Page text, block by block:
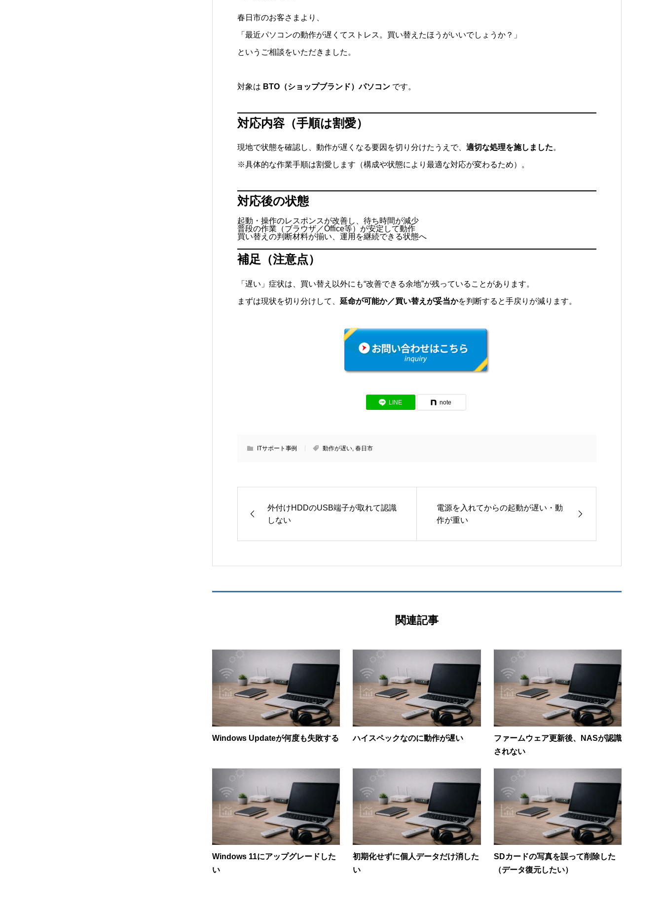
春日市のお客さまより、
「最近パソコンの動作が遅くてストレス。買い替えたほうがいいでしょうか？」
というご相談をいただきました。
対象は BTO（ショップブランド）パソコン です。
対応内容（手順は割愛）
現地で状態を確認し、動作が遅くなる要因を切り分けたうえで、 適切な処理を施しました。
※具体的な作業手順は割愛します（構成や状態により最適な対応が変わるため）。
対応後の状態
起動・操作のレスポンスが改善し、待ち時間が減少
普段の作業（ブラウザ／Office等）が安定して動作
買い替えの判断材料が揃い、運用を継続できる状態へ
補足（注意点）
「遅い」症状は、買い替え以外にも“改善できる余地”が残っていることがあります。
まずは現状を切り分けして、 延命が可能か／買い替えが妥当かを判断すると手戻りが減ります。
LINE note
ITサポート事例 動作が遅い, 春日市
外付けHDDのUSB端子が取れて認識
しない
電源を入れてからの起動が遅い・動
作が重い
関連記事
Windows Updateが何度も失敗する ハイスペックなのに動作が遅い
ファームウェア更新後、NASが認識
されない
Windows 11にアップグレードした
い
初期化せずに個人データだけ消した
い
SDカードの写真を誤って削除した
（データ復元したい）